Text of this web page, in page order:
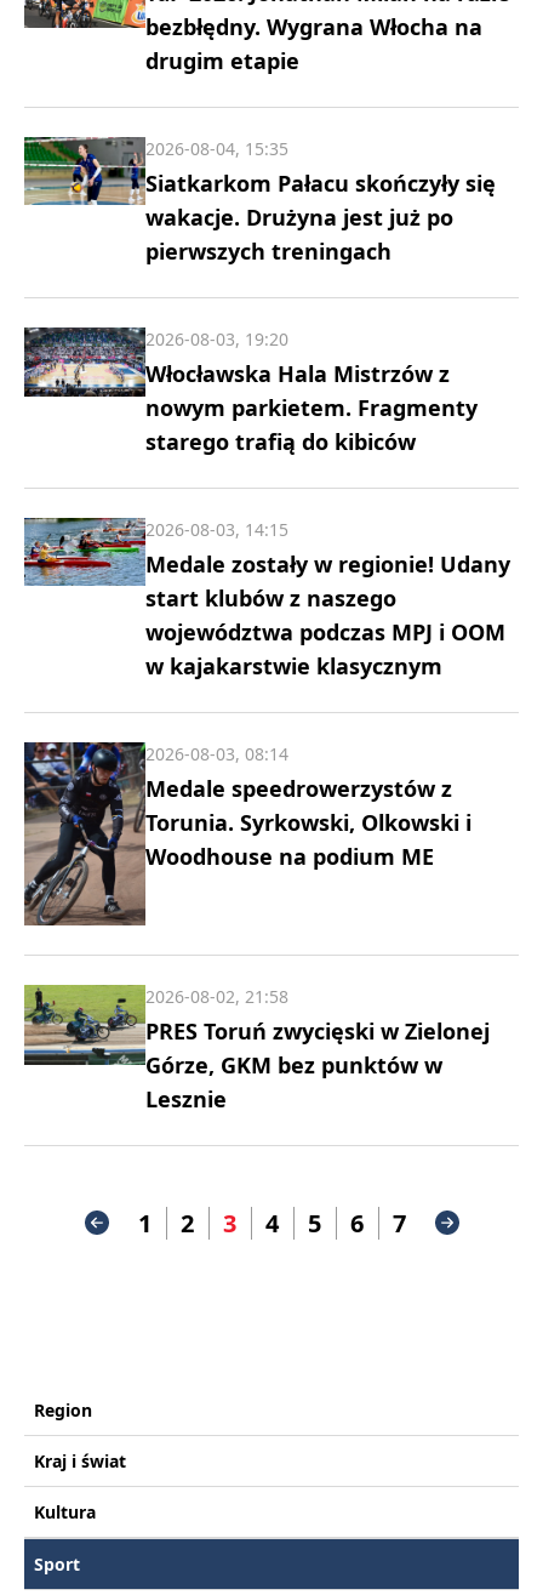
bezbłędny. Wygrana Włocha na
drugim etapie
Siatkarkom Pałacu skończyły się
wakacje. Drużyna jest już po
pierwszych treningach
2026-08-04, 15:35
Włocławska Hala Mistrzów z
nowym parkietem. Fragmenty
starego trafią do kibiców
2026-08-03, 19:20
Medale zostały w regionie! Udany
start klubów z naszego
województwa podczas MPJ i OOM
w kajakarstwie klasycznym
2026-08-03, 14:15
Medale speedrowerzystów z
Torunia. Syrkowski, Olkowski i
Woodhouse na podium ME
2026-08-03, 08:14
PRES Toruń zwycięski w Zielonej
Górze, GKM bez punktów w
Lesznie
2026-08-02, 21:58
1 2 3 4 5 6 7
Region
Kraj i świat
Kultura
Sport